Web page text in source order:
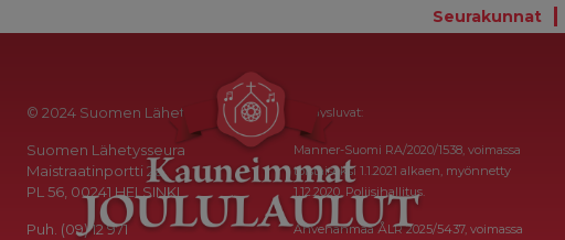
Seurakunnat
© 2024 Suomen Lähetysseura
Suomen Lähetysseura
Maistraatinportti 2a
PL 56, 00241 HELSINKI
Puh. (09) 12 971
Keräysluvat:
Manner-Suomi RA/2020/1538, voimassa
toistaiseksi 1.1.2021 alkaen, myönnetty
1.12.2020, Poliisihallitus.
Ahvenanmaa ÅLR 2025/5437, voimassa